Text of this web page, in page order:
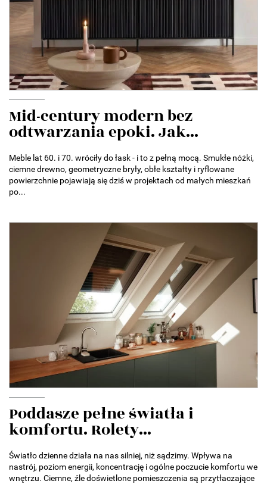
Mid-century modern bez
odtwarzania epoki. Jak...
Meble lat 60. i 70. wróciły do łask - i to z pełną mocą. Smukłe nóżki,
ciemne drewno, geometryczne bryły, obłe kształty i ryflowane
powierzchnie pojawiają się dziś w projektach od małych mieszkań
po...
Poddasze pełne światła i
komfortu. Rolety...
Światło dzienne działa na nas silniej, niż sądzimy. Wpływa na
nastrój, poziom energii, koncentrację i ogólne poczucie komfortu we
wnętrzu. Ciemne, źle doświetlone pomieszczenia są przytłaczające